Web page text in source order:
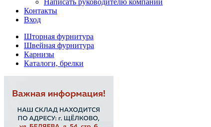
Написать руководителю компании
Контакты
Вход
Шторная фурнитура
Швейная фурнитура
Карнизы
Каталоги, брелки